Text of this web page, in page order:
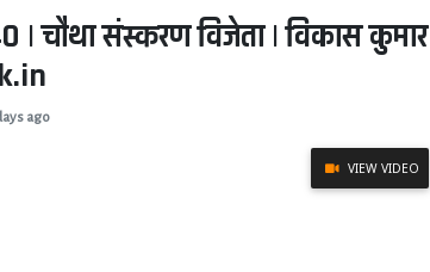
चौथा संस्करण विजेता | विकास कुमार
ago
VIEW VIDEO